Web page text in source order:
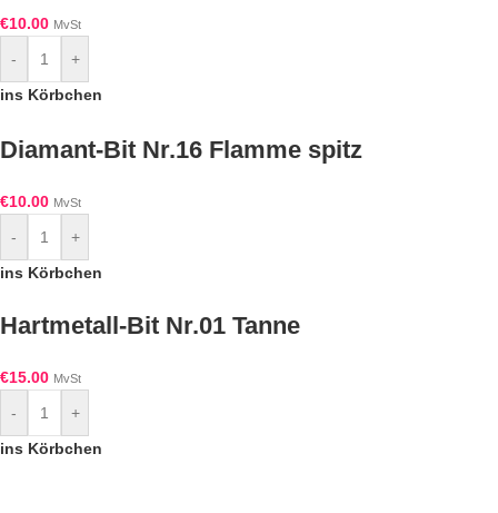
€10.00 MvSt
-
+
ins Körbchen
Diamant-Bit Nr.16 Flamme spitz
€10.00 MvSt
-
+
ins Körbchen
Hartmetall-Bit Nr.01 Tanne
€15.00 MvSt
-
+
ins Körbchen